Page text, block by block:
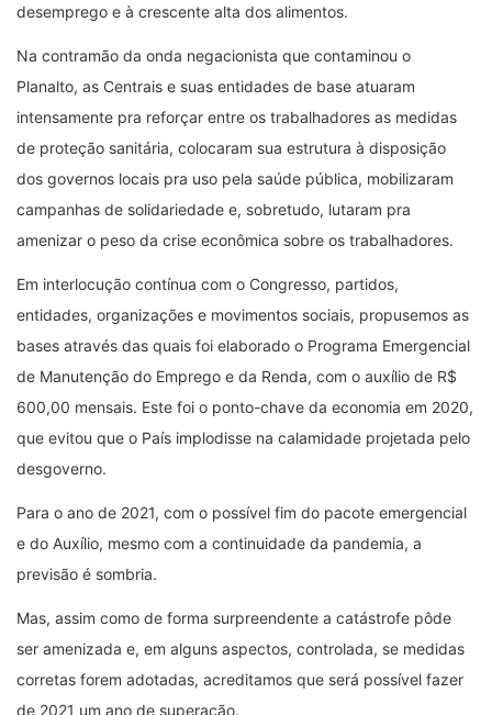
desemprego e à crescente alta dos alimentos.
Na contramão da onda negacionista que contaminou o
Planalto, as Centrais e suas entidades de base atuaram
intensamente pra reforçar entre os trabalhadores as medidas
de proteção sanitária, colocaram sua estrutura à disposição
dos governos locais pra uso pela saúde pública, mobilizaram
campanhas de solidariedade e, sobretudo, lutaram pra
amenizar o peso da crise econômica sobre os trabalhadores.
Em interlocução contínua com o Congresso, partidos,
entidades, organizações e movimentos sociais, propusemos as
bases através das quais foi elaborado o Programa Emergencial
de Manutenção do Emprego e da Renda, com o auxílio de R$
600,00 mensais. Este foi o ponto-chave da economia em 2020,
que evitou que o País implodisse na calamidade projetada pelo
desgoverno.
Para o ano de 2021, com o possível fim do pacote emergencial
e do Auxílio, mesmo com a continuidade da pandemia, a
previsão é sombria.
Mas, assim como de forma surpreendente a catástrofe pôde
ser amenizada e, em alguns aspectos, controlada, se medidas
corretas forem adotadas, acreditamos que será possível fazer
de 2021 um ano de superação.